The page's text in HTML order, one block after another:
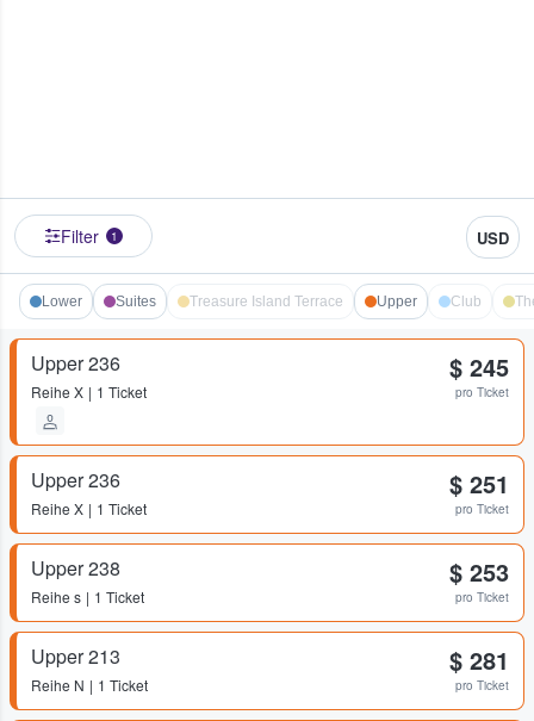
Filter 1 USD
Lower Suites Treasure Island Terrace Upper Club
Upper 236
Reihe X 1 Ticket
$ 245
pro Ticket
Upper 236
Reihe X 1 Ticket
$ 251
pro Ticket
Upper 238
Reihe s 1 Ticket
$ 253
pro Ticket
Upper 213
Reihe N 1 Ticket
$ 281
pro Ticket